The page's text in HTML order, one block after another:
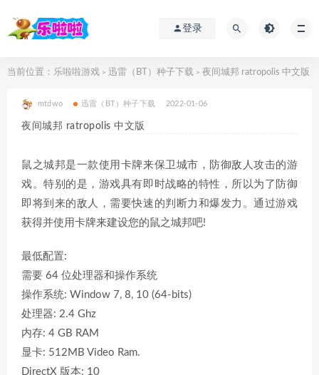
登录
当前位置： 乐啦啦游戏 > 迅雷（BT）种子下载 > 夜间城邦 ratropolis 中文版
mtdwo 迅雷（BT）种子下载 2022-01-06
夜间城邦 ratropolis 中文版
鼠之城邦是一款使用卡牌来保卫城市，防御敌人攻击的游
戏。特别的是，游戏具有即时战略的特性，所以为了防御
即将到来的敌人，需要快速的判断力和爆发力。通过游戏
获得并使用卡牌来建设您的鼠之城邦吧!
最低配置:
需要 64 位处理器和操作系统
操作系统: Window 7, 8, 10 (64-bits)
处理器: 2.4 Ghz
内存: 4 GB RAM
显卡: 512MB Video Ram.
DirectX 版本: 10